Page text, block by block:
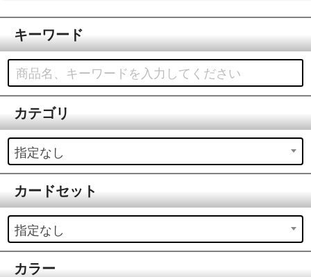
キーワード
カテゴリ
指定なし
カードセット
指定なし
カラー